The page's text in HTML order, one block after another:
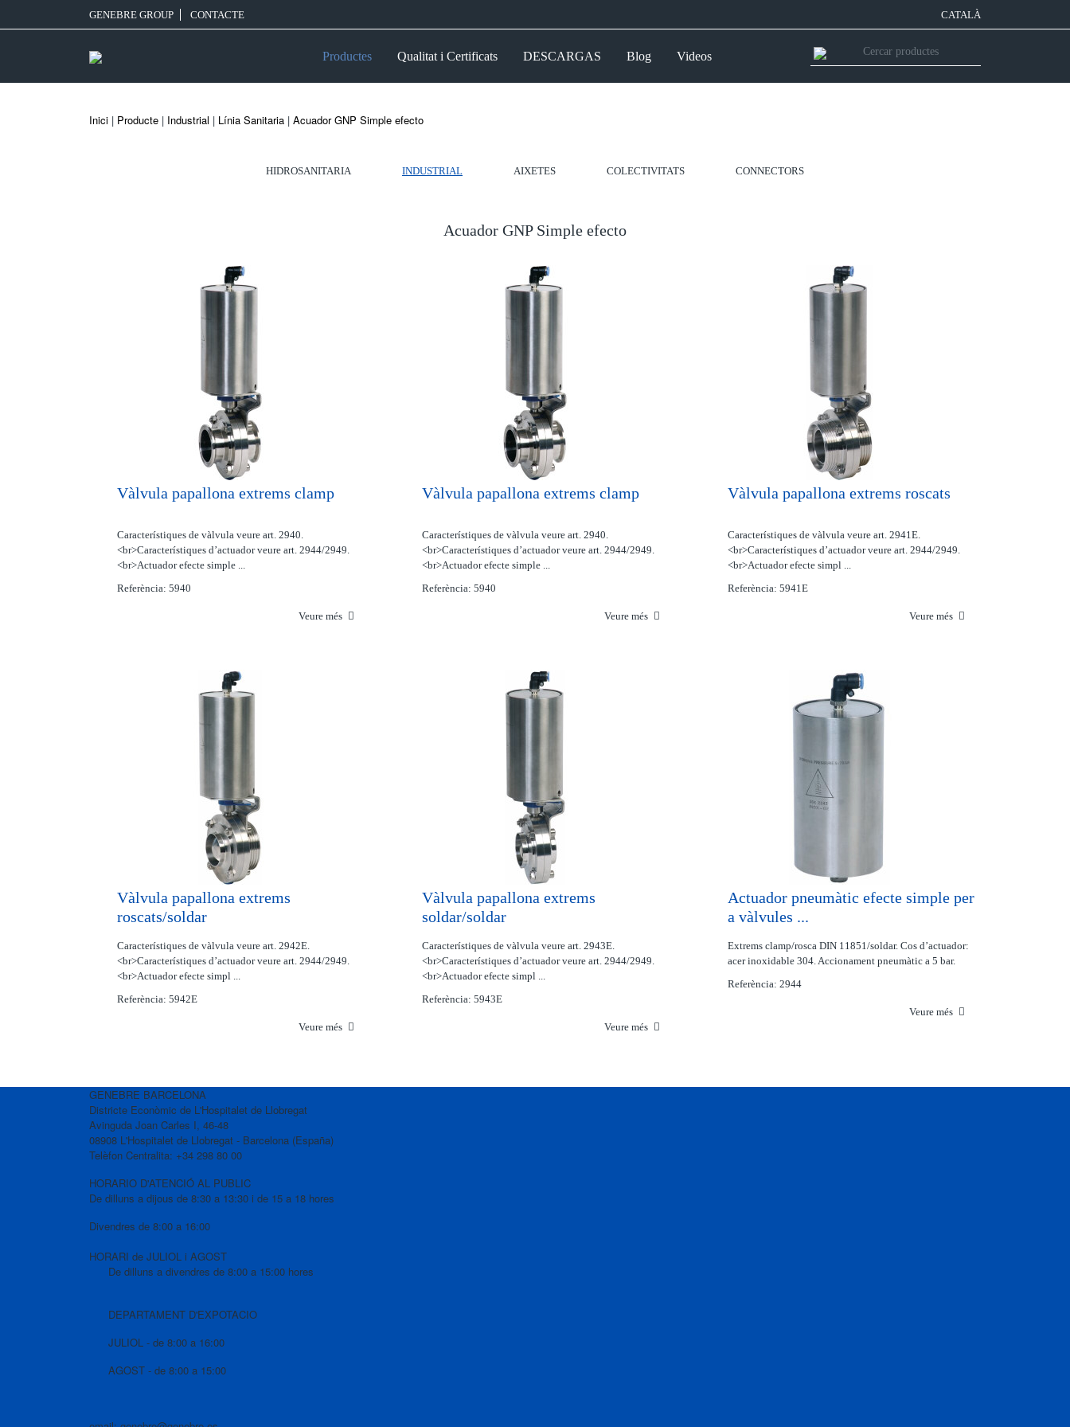
GENEBRE GROUP CONTACTE CATALÀ
Productes Qualitat i Certificats DESCARGAS Blog Videos
Inici | Producte | Industrial | Línia Sanitaria | Acuador GNP Simple efecto
HIDROSANITARIA INDUSTRIAL AIXETES COLECTIVITATS CONNECTORS
Acuador GNP Simple efecto
Vàlvula papallona extrems clamp
Característiques de vàlvula veure art. 2940.
<br>Característiques d’actuador veure art. 2944/2949.
<br>Actuador efecte simple ...
Referència: 5940
Veure més
Vàlvula papallona extrems clamp
Característiques de vàlvula veure art. 2940.
<br>Característiques d’actuador veure art. 2944/2949.
<br>Actuador efecte simple ...
Referència: 5940
Veure més
Vàlvula papallona extrems roscats
Característiques de vàlvula veure art. 2941E.
<br>Característiques d’actuador veure art. 2944/2949.
<br>Actuador efecte simpl ...
Referència: 5941E
Veure més
Vàlvula papallona extrems
roscats/soldar
Característiques de vàlvula veure art. 2942E.
<br>Característiques d’actuador veure art. 2944/2949.
<br>Actuador efecte simpl ...
Referència: 5942E
Veure més
Vàlvula papallona extrems
soldar/soldar
Característiques de vàlvula veure art. 2943E.
<br>Característiques d’actuador veure art. 2944/2949.
<br>Actuador efecte simpl ...
Referència: 5943E
Veure més
Actuador pneumàtic efecte simple per
a vàlvules ...
Extrems clamp/rosca DIN 11851/soldar. Cos d’actuador:
acer inoxidable 304. Accionament pneumàtic a 5 bar.
Referència: 2944
Veure més
GENEBRE BARCELONA
Districte Econòmic de L'Hospitalet de Llobregat
Avinguda Joan Carles I, 46-48
08908 L'Hospitalet de Llobregat - Barcelona (España)
Telèfon Centralita: +34 298 80 00
HORARIO D'ATENCIÓ AL PUBLIC
De dilluns a dijous de 8:30 a 13:30 i de 15 a 18 hores
Divendres de 8:00 a 16:00
HORARI de JULIOL i AGOST
De dilluns a divendres de 8:00 a 15:00 hores
DEPARTAMENT D'EXPOTACIO
JULIOL - de 8:00 a 16:00
AGOST - de 8:00 a 15:00